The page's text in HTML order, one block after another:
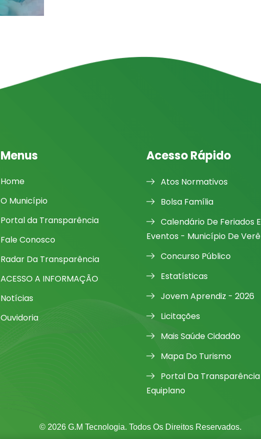
Menus
Home
O Município
Portal da Transparência
Fale Conosco
Radar Da Transparência
ACESSO A INFORMAÇÃO
Notícias
Ouvidoria
Acesso Rápido
Atos Normativos
Bolsa Família
Calendário De Feriados E
Eventos - Município De Verê
Concurso Público
Estatísticas
Jovem Aprendiz - 2026
Licitações
Mais Saúde Cidadão
Mapa Do Turismo
Portal Da Transparência
Equiplano
© 2026 G.M Tecnologia. Todos Os Direitos Reservados.